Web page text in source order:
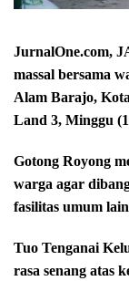
JurnalOne.com,
massal bersama
Alam Barajo,
Land 3, Minggu
Gotong Royong
warga agar
fasilitas umum
Tuo Tenganai
rasa senang atas